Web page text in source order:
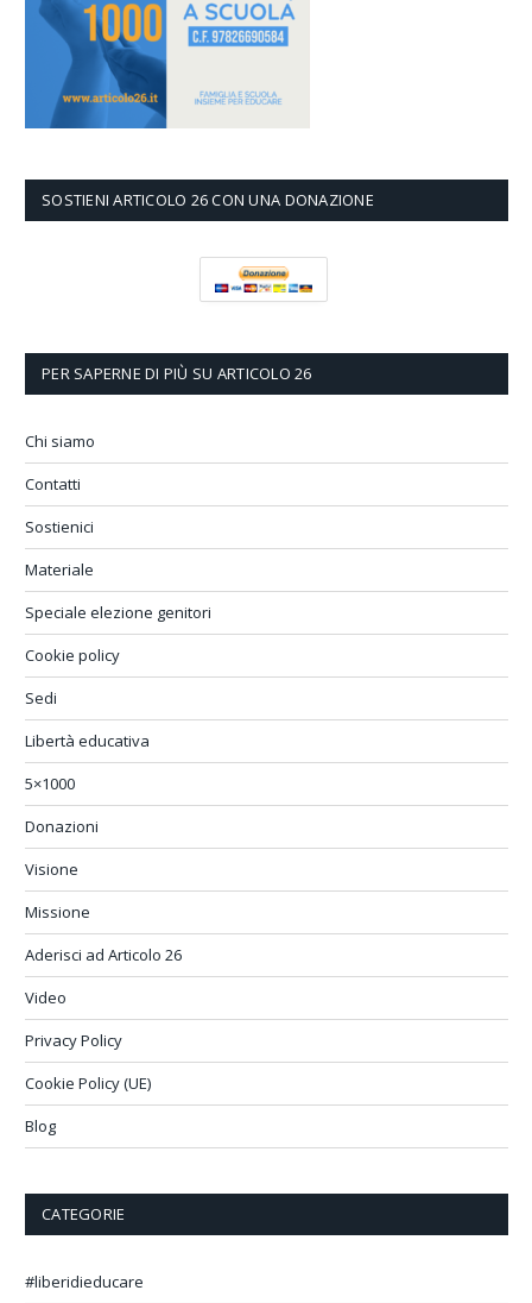
SOSTIENI ARTICOLO 26 CON UNA DONAZIONE
PER SAPERNE DI PIÙ SU ARTICOLO 26
Chi siamo
Contatti
Sostienici
Materiale
Speciale elezione genitori
Cookie policy
Sedi
Libertà educativa
5×1000
Donazioni
Visione
Missione
Aderisci ad Articolo 26
Video
Privacy Policy
Cookie Policy (UE)
Blog
CATEGORIE
#liberidieducare